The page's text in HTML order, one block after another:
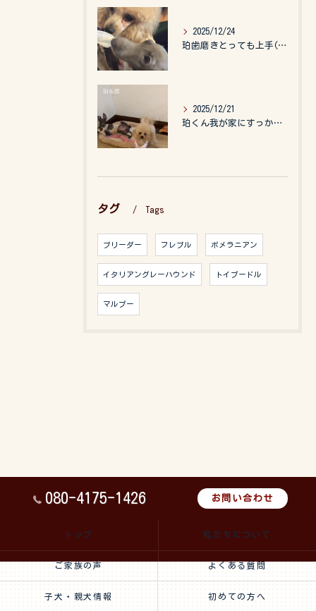
2025/12/24
珀歯磨きとっても上手(о´∀`о)
2025/12/21
珀くん我が家にすっかりなれて、キッズのお世話もしてくれて、今...
タグ Tags
ブリーダー フレブル ポメラニアン
イタリアングレーハウンド トイプードル
マルプー
080-4175-1426 お問い合わせ
トップ 私たちについて
ご家族の声 よくある質問
子犬・親犬情報 初めての方へ